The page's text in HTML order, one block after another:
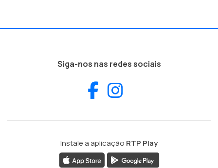
Siga-nos nas redes sociais
Facebook
Instale a aplicação RTP Play